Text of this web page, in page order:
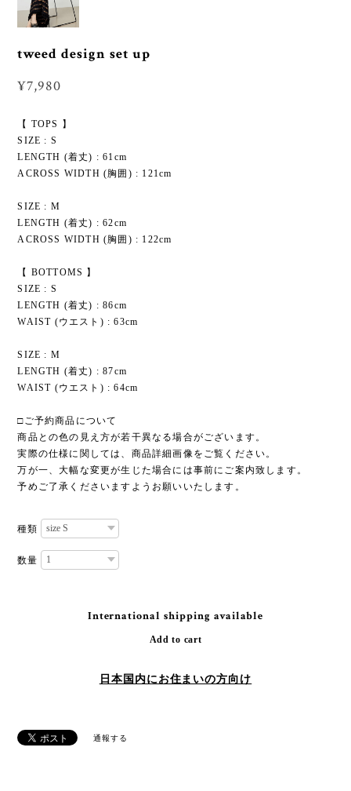
tweed design set up
¥7,980
【 TOPS 】
SIZE : S
LENGTH (着丈) : 61cm
ACROSS WIDTH (胸囲) : 121cm
SIZE : M
LENGTH (着丈) : 62cm
ACROSS WIDTH (胸囲) : 122cm
【 BOTTOMS 】
SIZE : S
LENGTH (着丈) : 86cm
WAIST (ウエスト) : 63cm
SIZE : M
LENGTH (着丈) : 87cm
WAIST (ウエスト) : 64cm
□ご予約商品について
商品との色の見え方が若干異なる場合がございます。
実際の仕様に関しては、商品詳細画像をご覧ください。
万が一、大幅な変更が生じた場合には事前にご案内致します。
予めご了承くださいますようお願いいたします。
種類
数量
International shipping available
Add to cart
日本国内にお住まいの方向け
通報する